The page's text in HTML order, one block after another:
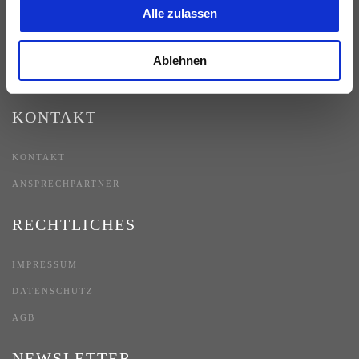
Alle zulassen
Ablehnen
KONTAKT
KONTAKT
ANSPRECHPARTNER
RECHTLICHES
IMPRESSUM
DATENSCHUTZ
AGB